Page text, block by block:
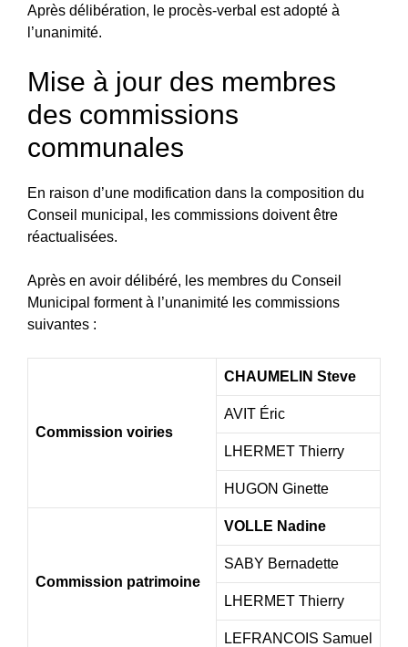
Après délibération, le procès-verbal est adopté à
l’unanimité.
Mise à jour des membres
des commissions
communales
En raison d’une modification dans la composition du
Conseil municipal, les commissions doivent être
réactualisées.
Après en avoir délibéré, les membres du Conseil
Municipal forment à l’unanimité les commissions
suivantes :
Commission voiries
CHAUMELIN Steve
AVIT Éric
LHERMET Thierry
HUGON Ginette
Commission patrimoine
VOLLE Nadine
SABY Bernadette
LHERMET Thierry
LEFRANCOIS Samuel